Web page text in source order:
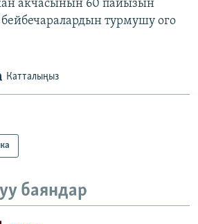
акчасынын 60 пайызын
турмушу ого
Катталыңыз
баяндар